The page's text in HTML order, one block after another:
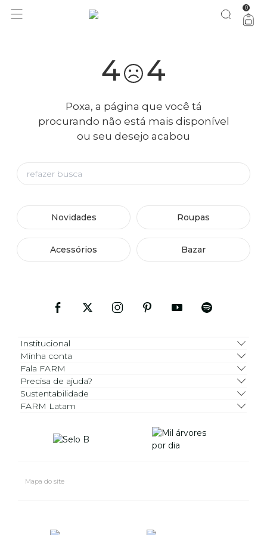
0
4 4
Poxa, a página que você tá
procurando não está mais disponível
ou seu desejo acabou
Novidades Roupas
Acessórios Bazar
Institucional
Minha conta
Fala FARM
Precisa de ajuda?
Sustentabilidade
FARM Latam
Mapa do site